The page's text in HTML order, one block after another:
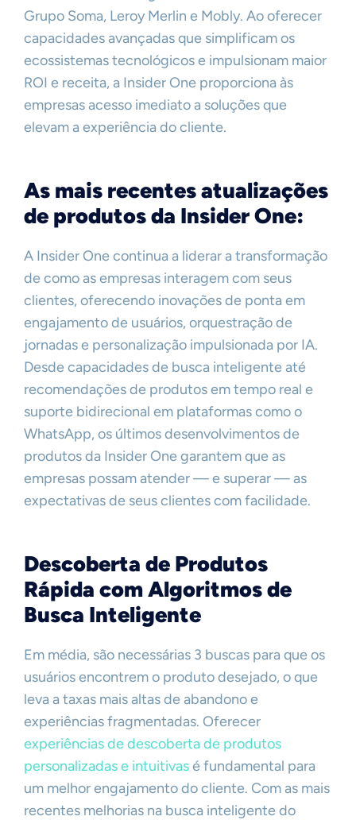
Grupo Soma, Leroy Merlin e Mobly. Ao oferecer
capacidades avançadas que simplificam os
ecossistemas tecnológicos e impulsionam maior
ROI e receita, a Insider One proporciona às
empresas acesso imediato a soluções que
elevam a experiência do cliente.
As mais recentes atualizações
de produtos da Insider One:
A Insider One continua a liderar a transformação
de como as empresas interagem com seus
clientes, oferecendo inovações de ponta em
engajamento de usuários, orquestração de
jornadas e personalização impulsionada por IA.
Desde capacidades de busca inteligente até
recomendações de produtos em tempo real e
suporte bidirecional em plataformas como o
WhatsApp, os últimos desenvolvimentos de
produtos da Insider One garantem que as
empresas possam atender — e superar — as
expectativas de seus clientes com facilidade.
Descoberta de Produtos
Rápida com Algoritmos de
Busca Inteligente
Em média, são necessárias 3 buscas para que os
usuários encontrem o produto desejado, o que
leva a taxas mais altas de abandono e
experiências fragmentadas. Oferecer
experiências de descoberta de produtos
personalizadas e intuitivasé fundamental para
um melhor engajamento do cliente. Com as mais
recentes melhorias na busca inteligente do